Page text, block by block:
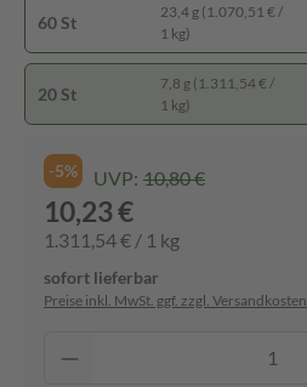
60 St
23,4 g (1.070,51 € /
1 kg)
20 St
7,8 g (1.311,54 € /
1 kg)
-5% UVP: 10,80 €
10,23 €
1.311,54 € / 1 kg
sofort lieferbar
Preise inkl. MwSt. ggf. zzgl. Versandkosten